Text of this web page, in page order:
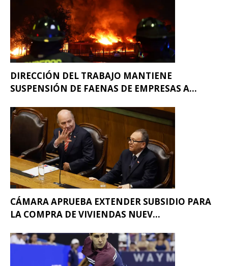
DIRECCIÓN DEL TRABAJO MANTIENE
SUSPENSIÓN DE FAENAS DE EMPRESAS A...
CÁMARA APRUEBA EXTENDER SUBSIDIO PARA
LA COMPRA DE VIVIENDAS NUEV...